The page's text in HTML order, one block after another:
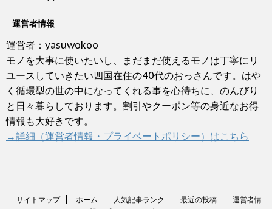
運営者情報
運営者：yasuwokoo
モノを大事に使いたいし、まだまだ使えるモノは丁寧にリ
ユースしていきたい四国在住の40代のおっさんです。はや
く循環型の世の中になってくれる事を心待ちに、のんびり
と日々暮らしております。割引やクーポン等の身近なお得
情報も大好きです。
→詳細（運営者情報・プライベートポリシー）はこちら
サイトマップ ホーム 人気記事ランク 最近の投稿
運営者情